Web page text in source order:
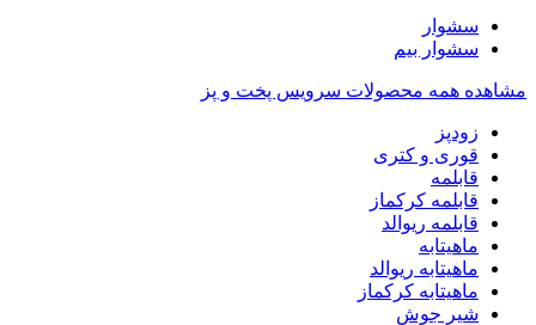
سشوار
سشوار بیم
مشاهده همه محصولات سرویس پخت و پز
زودپز
قوری و کتری
قابلمه
قابلمه کرکماز
قابلمه ریوالد
ماهیتابه
ماهیتابه ریوالد
ماهیتابه کرکماز
شیر جوش